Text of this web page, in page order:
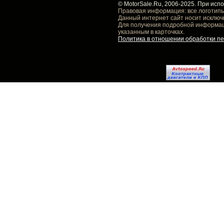
© MotorSale.Ru, 2006-2025. При
Правовая информация: все
Данный интернет сайт носит
Для получения подробной
указанным в карточках.
Политика в отношении обработки